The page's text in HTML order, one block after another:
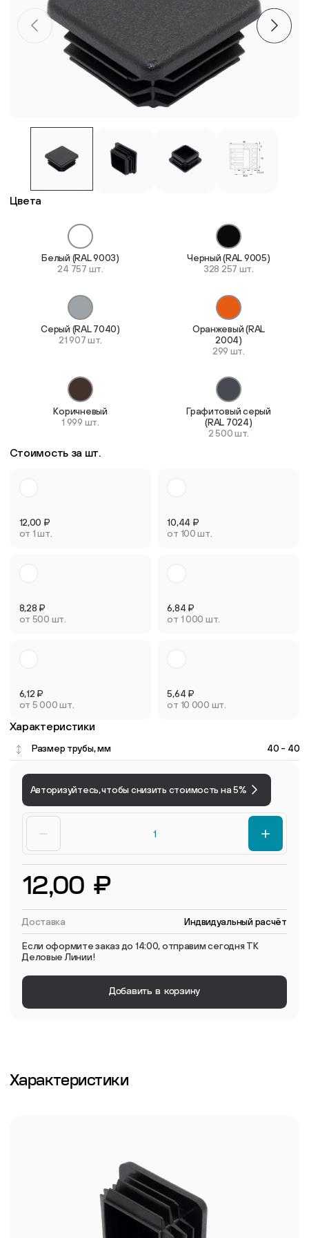
Цвета
Белый (RAL 9003)
24 757 шт.
Черный (RAL 9005)
328 257 шт.
Серый (RAL 7040)
21 907 шт.
Оранжевый (RAL
2004)
299 шт.
Коричневый
1 999 шт.
Графитовый серый
(RAL 7024)
2 500 шт.
Стоимость за шт.
12,00 ₽
от 1 шт.
10,44 ₽
от 100 шт.
8,28 ₽
от 500 шт.
6,84 ₽
от 1 000 шт.
6,12 ₽
от 5 000 шт.
5,64 ₽
от 10 000 шт.
Характеристики
Размер трубы, мм 40 - 40
Авторизуйтесь, чтобы снизить стоимость на 5%
12,00 ₽
Доставка Индвидуальный расчёт
Если оформите заказ до 14:00, отправим сегодня ТК
Деловые Линии!
Добавить в корзину
Характеристики
Пластиковые столешницы для школьных парт
Комплектующие для мебели
Система выравнивания плитки
Дюбель